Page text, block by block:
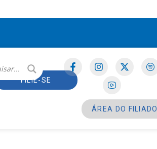
FILIE-SE
ÁREA DO FILIADO